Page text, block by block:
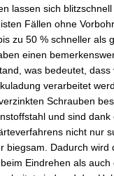
lassen sich
Fällen ohne
zu 50 % schneller als
einen
was bedeutet, dass
verarbeitet
Schrauben
und sind dank
nicht nur
biegsam. Dadurch wird
Eindrehen als auch